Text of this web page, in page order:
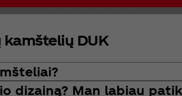
DUK
dizainą? Man labiau